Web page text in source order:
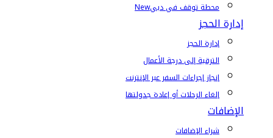
محطة توقف في دبيNew
إدارة الحجز
إدارة الحجز
الترقية إلى درجة الأعمال
إنجاز إجراءات السفر عبر الإنترنت
إلغاء الرحلات أو إعادة جدولتها
الإضافات
شراء الإضافات